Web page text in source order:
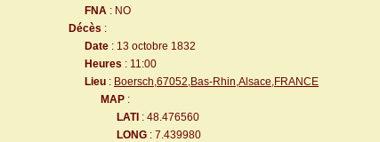
FNA : NO
Décès :
Date : 13 octobre 1832
Heures : 11:00
Lieu : Boersch,67052,Bas-Rhin,Alsace,FRANCE
MAP :
LATI : 48.476560
LONG : 7.439980